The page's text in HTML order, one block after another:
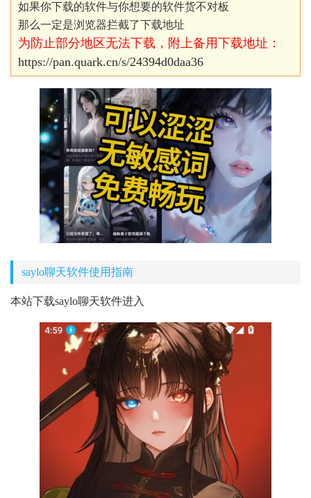
如果你下载的软件与你想要的软件货不对板
那么一定是浏览器拦截了下载地址
为防止部分地区无法下载，附上备用下载地址：
https://pan.quark.cn/s/24394d0daa36
saylo聊天软件使用指南
本站下载saylo聊天软件进入